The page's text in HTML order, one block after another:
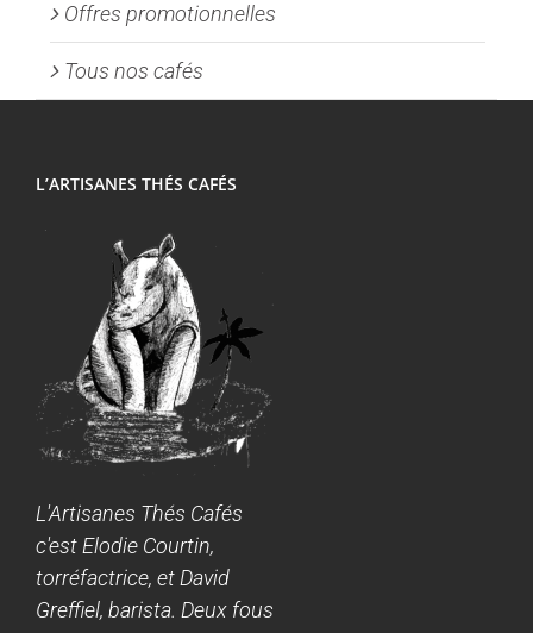
Offres promotionnelles
Tous nos cafés
L’ARTISANES THÉS CAFÉS
L'Artisanes Thés Cafés
c'est Elodie Courtin,
torréfactrice, et David
Greffiel, barista. Deux fous